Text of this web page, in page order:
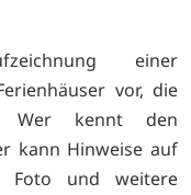
einer
vor, die
Wer kennt den
kann Hinweise auf
Foto und weitere